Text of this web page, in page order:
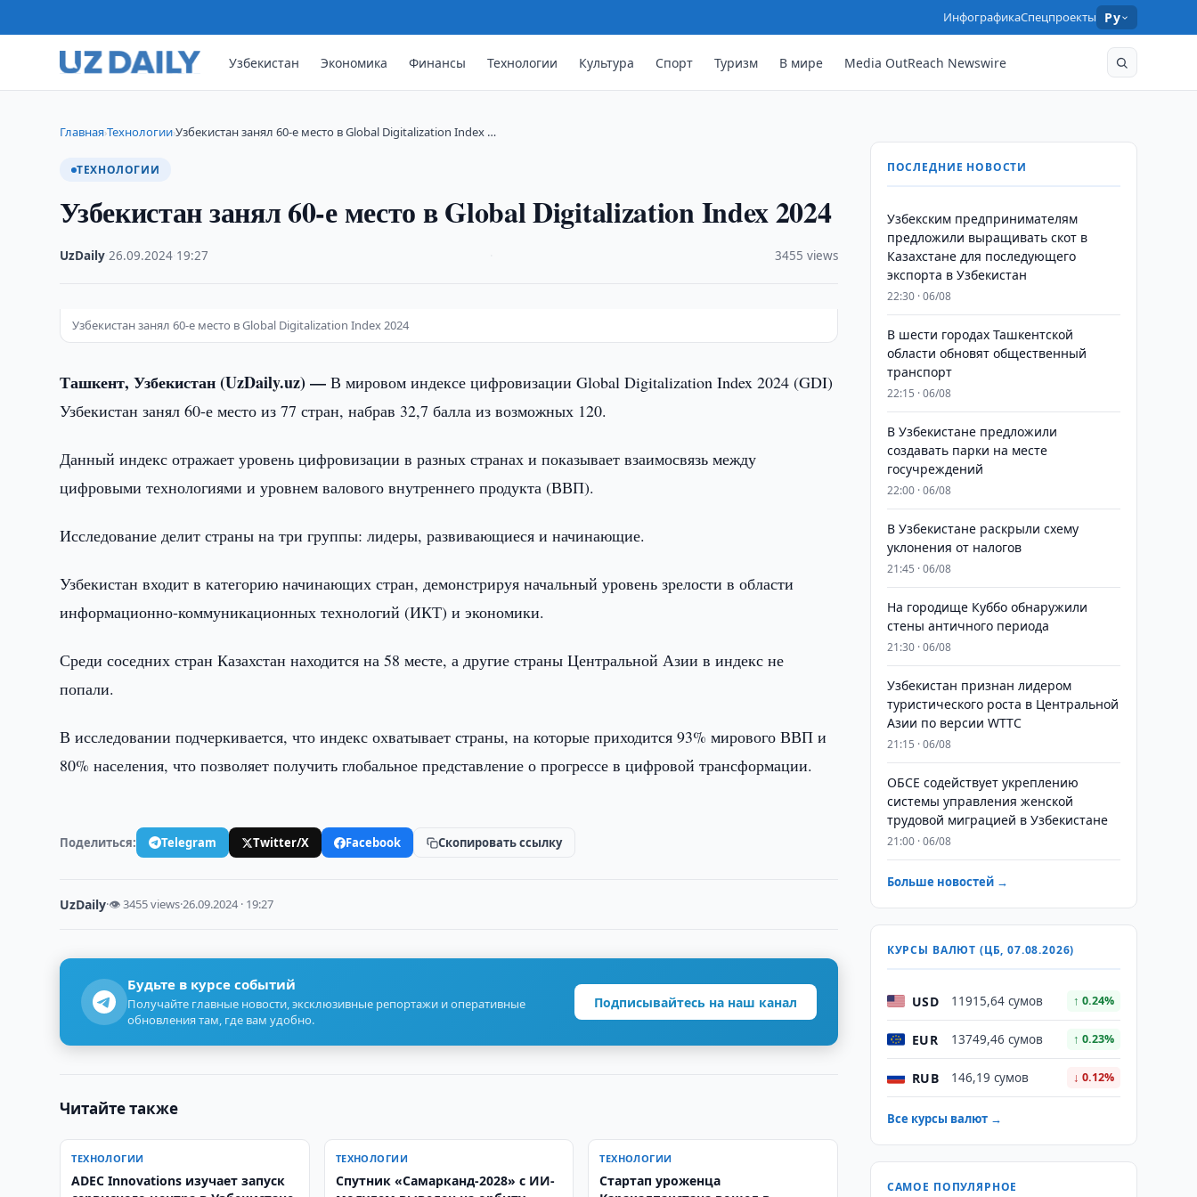
ИнфографикаСпецпроекты Ру
Узбекистан Экономика Финансы Технологии Культура Спорт Туризм В мире Media OutReach Newswire
Главная›Технологии›Узбекистан занял 60-е место в Global Digitalization Index …
ТЕХНОЛОГИИ
Узбекистан занял 60-е место в Global Digitalization Index 2024
UzDaily ·26.09.2024 19:27 3455 views
Узбекистан занял 60-е место в Global Digitalization Index 2024
Ташкент, Узбекистан (UzDaily.uz) —В мировом индексе цифровизации Global Digitalization Index 2024 (GDI)
Узбекистан занял 60-е место из 77 стран, набрав 32,7 балла из возможных 120.
Данный индекс отражает уровень цифровизации в разных странах и показывает взаимосвязь между
цифровыми технологиями и уровнем валового внутреннего продукта (ВВП).
Исследование делит страны на три группы: лидеры, развивающиеся и начинающие.
Узбекистан входит в категорию начинающих стран, демонстрируя начальный уровень зрелости в области
информационно-коммуникационных технологий (ИКТ) и экономики.
Среди соседних стран Казахстан находится на 58 месте, а другие страны Центральной Азии в индекс не
попали.
В исследовании подчеркивается, что индекс охватывает страны, на которые приходится 93% мирового ВВП и
80% населения, что позволяет получить глобальное представление о прогрессе в цифровой трансформации.
Поделиться: Telegram Twitter/X Facebook Скопировать ссылку
UzDaily·👁 3455 views·26.09.2024 · 19:27
Будьте в курсе событий
Получайте главные новости, эксклюзивные репортажи и оперативные
обновления там, где вам удобно.
Подписывайтесь на наш канал
Читайте также
ТЕХНОЛОГИИ
ADEC Innovations изучает запуск
ТЕХНОЛОГИИ
Спутник «Самарканд-2028» с ИИ-
ТЕХНОЛОГИИ
Стартап уроженца
ПОСЛЕДНИЕ НОВОСТИ
Узбекским предпринимателям
предложили выращивать скот в
Казахстане для последующего
экспорта в Узбекистан
22:30 · 06/08
В шести городах Ташкентской
области обновят общественный
транспорт
22:15 · 06/08
В Узбекистане предложили
создавать парки на месте
госучреждений
22:00 · 06/08
В Узбекистане раскрыли схему
уклонения от налогов
21:45 · 06/08
На городище Куббо обнаружили
стены античного периода
21:30 · 06/08
Узбекистан признан лидером
туристического роста в Центральной
Азии по версии WTTC
21:15 · 06/08
ОБСЕ содействует укреплению
системы управления женской
трудовой миграцией в Узбекистане
21:00 · 06/08
Больше новостей →
КУРСЫ ВАЛЮТ (ЦБ, 07.08.2026)
USD 11915,64 сумов ↑ 0.24%
EUR 13749,46 сумов ↑ 0.23%
RUB 146,19 сумов ↓ 0.12%
Все курсы валют →
САМОЕ ПОПУЛЯРНОЕ